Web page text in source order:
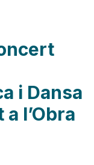
i Dansa
l’Obra